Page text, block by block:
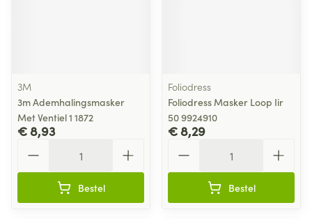
3M
3m Ademhalingsmasker
Met Ventiel 1 1872
€ 8,93
Bestel
Foliodress
Foliodress Masker Loop Iir
50 9924910
€ 8,29
Bestel